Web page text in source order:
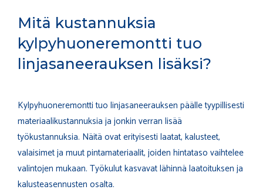
Mitä kustannuksia
kylpyhuoneremontti tuo
linjasaneerauksen lisäksi?
Kylpyhuoneremontti tuo linjasaneerauksen päälle tyypillisesti
materiaalikustannuksia ja jonkin verran lisää
työkustannuksia. Näitä ovat erityisesti laatat, kalusteet,
valaisimet ja muut pintamateriaalit, joiden hintataso vaihtelee
valintojen mukaan. Työkulut kasvavat lähinnä laatoituksen ja
kalusteasennusten osalta.